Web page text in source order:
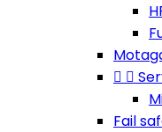
 
Fail